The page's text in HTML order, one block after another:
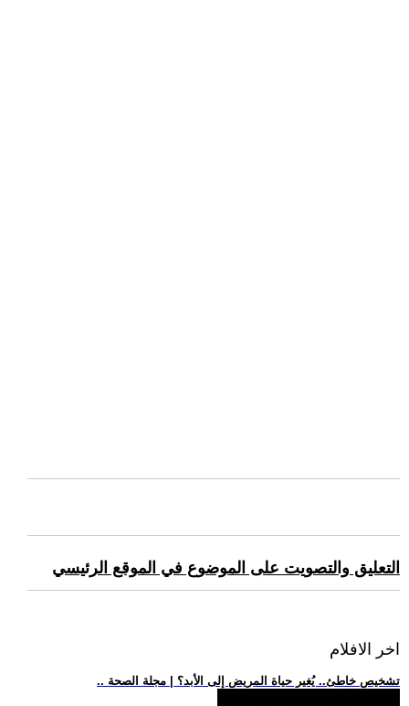
التعليق والتصويت على الموضوع في الموقع الرئيسي
اخر الافلام
.. تشخيص خاطئ.. يُغير حياة المريض إلى الأبد؟ | مجلة الصحة